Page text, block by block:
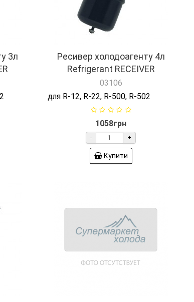
3л
Ресивер холодоагенту 4л
Refrigerant RECEIVER
03106
для R-12, R-22, R-500, R-502
1058грн
- +
Купити